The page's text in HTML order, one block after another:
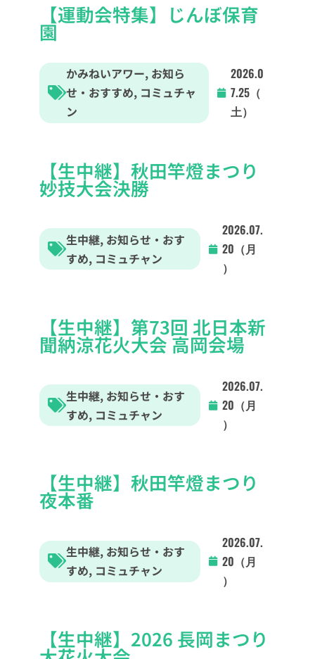
【運動会特集】じんぼ保育
園
かみねいアワー, お知ら
せ・おすすめ, コミュチャ
ン
2026.0
7.25（
土）
【生中継】秋田竿燈まつり
妙技大会決勝
生中継, お知らせ・おす
すめ, コミュチャン
2026.07.
20（月
）
【生中継】第73回 北日本新
聞納涼花火大会 高岡会場
生中継, お知らせ・おす
すめ, コミュチャン
2026.07.
20（月
）
【生中継】秋田竿燈まつり
夜本番
生中継, お知らせ・おす
すめ, コミュチャン
2026.07.
20（月
）
【生中継】2026 長岡まつり